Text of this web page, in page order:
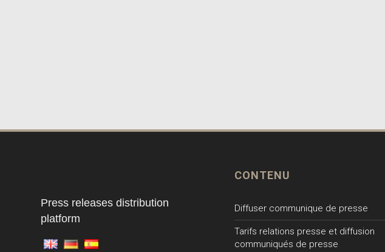
Press releases distribution
platform
CONTENU
Diffuser communique de presse
Tarifs relations presse et diffusion
communiqués de presse